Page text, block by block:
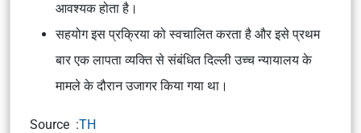
आवश्यक होता है।
सहयोग इस प्रक्रिया को स्वचालित करता है और इसे प्रथम
बार एक लापता व्यक्ति से संबंधित दिल्ली उच्च न्यायालय के
मामले के दौरान उजागर किया गया था।
Source :TH